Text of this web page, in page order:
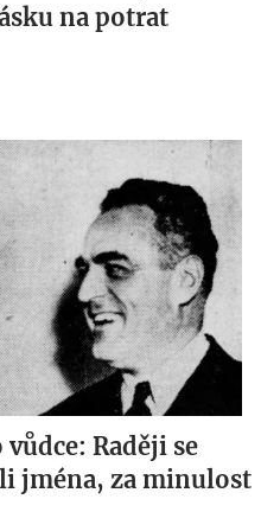
na potrat
Raději se
jména, za minulost